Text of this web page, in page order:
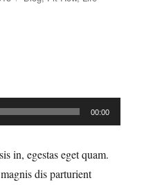
00:00
in, egestas eget quam.
dis parturient